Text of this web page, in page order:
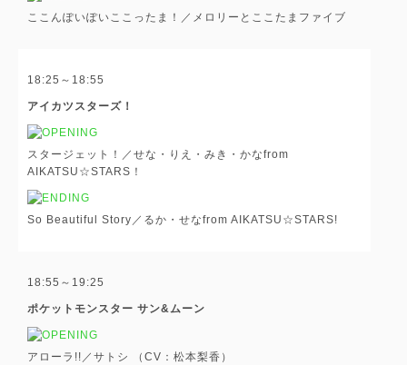
ここんぽいぽいここったま！／メロリーとここたまファイブ
18:25～18:55
アイカツスターズ！
スタージェット！／せな・りえ・みき・かなfrom
AIKATSU☆STARS！
So Beautiful Story／るか・せなfrom AIKATSU☆STARS!
18:55～19:25
ポケットモンスター サン&ムーン
アローラ!!／サトシ （CV：松本梨香）